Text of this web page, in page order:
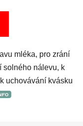
mléka, pro zrání
solného nálevu, k
uchovávání kvásku